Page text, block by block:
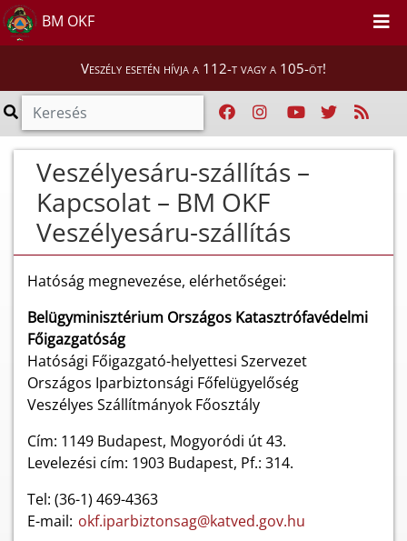
BM OKF
Veszély esetén hívja a 112-t vagy a 105-öt!
Veszélyesáru-szállítás –
Kapcsolat – BM OKF
Veszélyesáru-szállítás
Hatóság megnevezése, elérhetőségei:
Belügyminisztérium Országos Katasztrófavédelmi
Főigazgatóság
Hatósági Főigazgató-helyettesi Szervezet
Országos Iparbiztonsági Főfelügyelőség
Veszélyes Szállítmányok Főosztály
Cím: 1149 Budapest, Mogyoródi út 43.
Levelezési cím: 1903 Budapest, Pf.: 314.
Tel: (36-1) 469-4363
E-mail: okf.iparbiztonsag@katved.gov.hu